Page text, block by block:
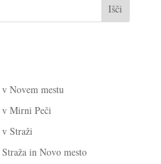
Novem mestu
v Mirni Peči
Straži
in Novo mesto